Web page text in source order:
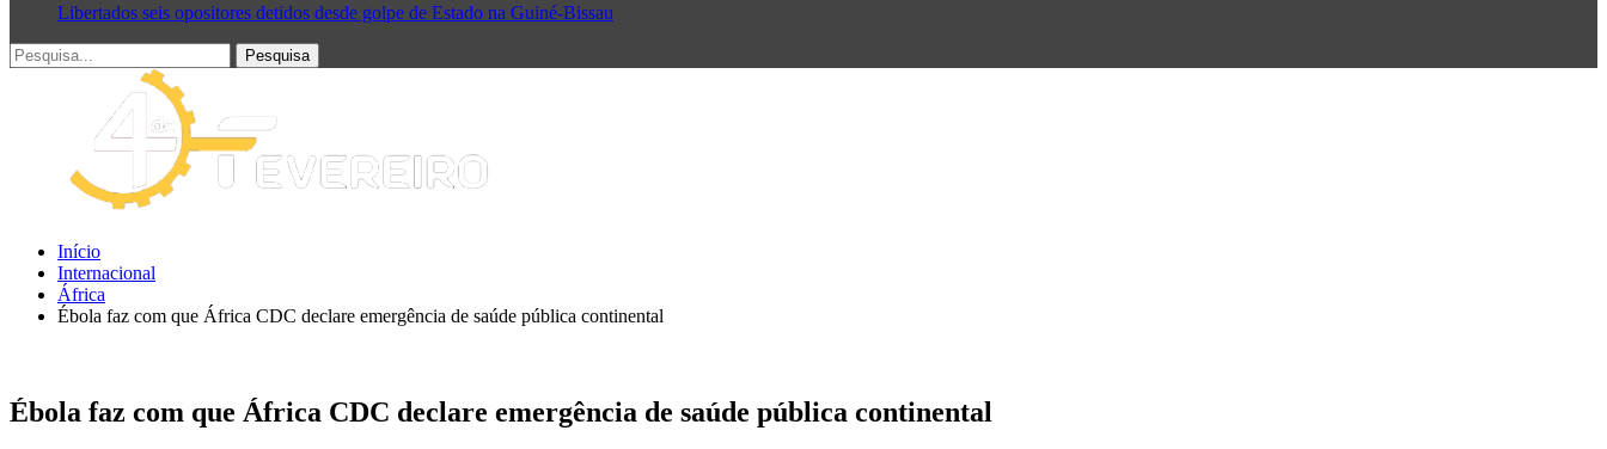
Libertados seis opositores detidos desde golpe de Estado na Guiné-Bissau
Início
Internacional
África
Ébola faz com que África CDC declare emergência de saúde pública continental
Ébola faz com que África CDC declare emergência de saúde pública continental